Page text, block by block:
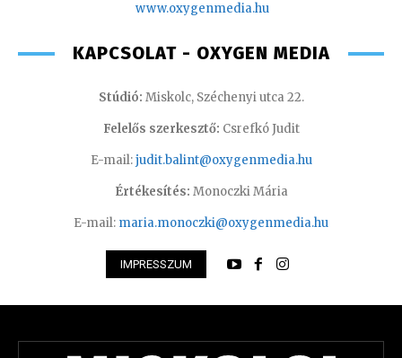
www.oxygenmedia.hu
KAPCSOLAT - OXYGEN MEDIA
Stúdió: Miskolc, Széchenyi utca 22.
Felelős szerkesztő: Csrefkó Judit
E-mail:judit.balint@oxygenmedia.hu
Értékesítés: Monoczki Mária
E-mail: maria.monoczki@oxygenmedia.hu
IMPRESSZUM